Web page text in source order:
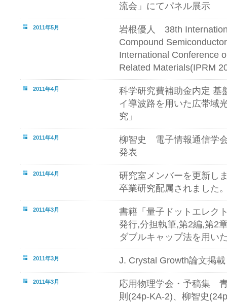
流会」にてパネル展示
2011年5月
岩根優人 38th
Compound
International Conference
Related Materials(IPRM
2011年4月
科学研究費補助金内定 基
イ導波路を用いた広帯域
究」
2011年4月
柳智史 電子情報通信学
発表
2011年4月
研究室メンバーを更新し
卒業研究配属されました
2011年3月
書籍「量子ドットエレク
発行,分担執筆,第2編,第2
ダブルキャップ法を用い
2011年3月 J. Crystal Growth論文掲
2011年3月
応用物理学会・予稿集
則(24p-KA-2)、柳智史